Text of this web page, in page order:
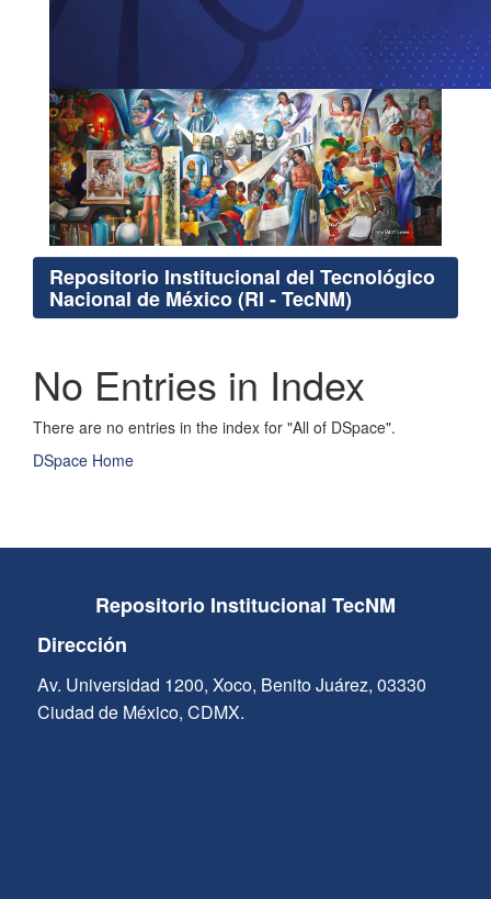
Repositorio Institucional del Tecnológico
Nacional de México (RI - TecNM)
No Entries in Index
There are no entries in the index for "All of DSpace".
DSpace Home
Repositorio Institucional TecNM
Dirección
Av. Universidad 1200, Xoco, Benito Juárez, 03330
Ciudad de México, CDMX.